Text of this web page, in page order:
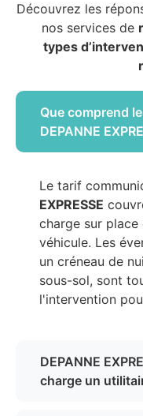
Découvrez les
nos services de
types
Que comprend
DEPANNE
Le tarif
EXPRESSE
charge sur
véhicule. Les
un créneau de
sous-sol, sont
l'intervention
DEPANNE
charge un